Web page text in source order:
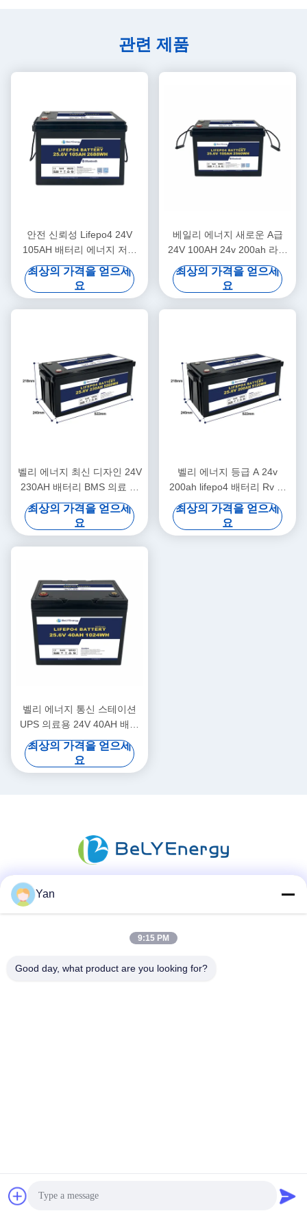
관련 제품
안전 신뢰성 Lifepo4 24V
105AH 배터리 에너지 저장
태양광 발전 시스템 해양
최상의 가격을 얻으세
요
베일리 에너지 새로운 A급
24V 100AH 24v 200ah 라이
프포4 배터리 트럭 전원 공급
최상의 가격을 얻으세
요
벨리 에너지 최신 디자인 24V
230AH 배터리 BMS 의료 스
쿠터 요트
최상의 가격을 얻으세
요
벨리 에너지 등급 A 24v
200ah lifepo4 배터리 Rv 태
양 Lifepo4 해양 배터리 깊은
사이클
최상의 가격을 얻으세
요
벨리 에너지 통신 스테이션
UPS 의료용 24V 40AH 배터
리
최상의 가격을 얻으세
요
빠른 연락
중국 상등품 12V LiFePO4 건전지 공급자. 저작권 (c) 2021-2026
Shenzhen Bely Energy Technology Co., Ltd. . 무단 복제 금지.
Yan
9:15 PM
Good day, what product are you looking for?